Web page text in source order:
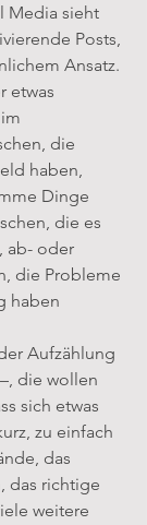
Media sieht
Posts,
Ansatz.
etwas
die
haben,
Dinge
die es
ab- oder
die Probleme
haben
die wollen
sich etwas
zu einfach
das
das richtige
weitere